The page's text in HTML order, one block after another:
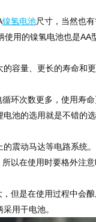
镍氢电池尺寸，当然也
用的镍氢电池也是AA
量、更长的寿命和
次数更多，使用寿命
池的选用就是不错的选
动马达等电路系统。
以在使用时要格外注意
是在使用过程中会酿
用干电池。